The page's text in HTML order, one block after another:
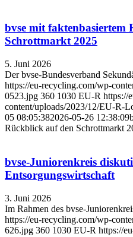
bvse mit faktenbasiertem
Schrottmarkt 2025
5. Juni 2026
Der bvse-Bundesverband
https://eu-recycling.com/wp-
0523.jpg 360 1030 EU-R https://
content/uploads/2023/12/EU-R-
05 08:05:382026-05-26 12:38:09
Rückblick auf den Schrottmarkt
bvse-Juniorenkreis
Entsorgungswirtschaft
3. Juni 2026
Im Rahmen des bvse-
https://eu-recycling.com/wp-
626.jpg 360 1030 EU-R https://